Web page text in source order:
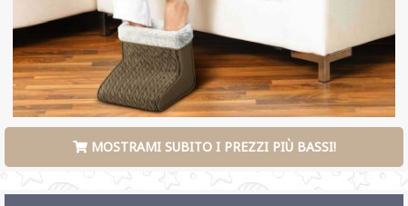
MOSTRAMI SUBITO I PREZZI PIÙ BASSI!